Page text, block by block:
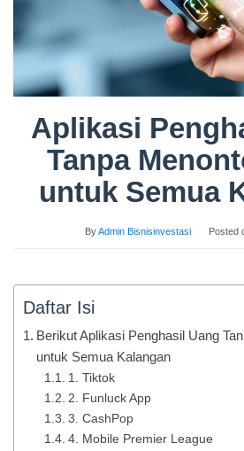
Aplikasi
Tanpa
untuk Semua
ByAdmin Bisnisinvestasi Posted
Daftar Isi
Berikut Aplikasi Penghasil Uang
untuk Semua Kalangan
1. Tiktok
2. Funluck App
3. CashPop
4. Mobile Premier League